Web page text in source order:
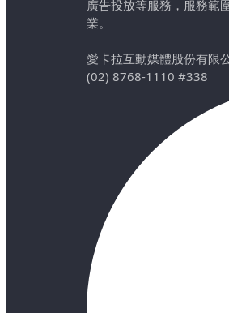
廣告投放等服務，服務範
業。
愛卡拉互動媒體股份有限
(02) 8768-1110 #338